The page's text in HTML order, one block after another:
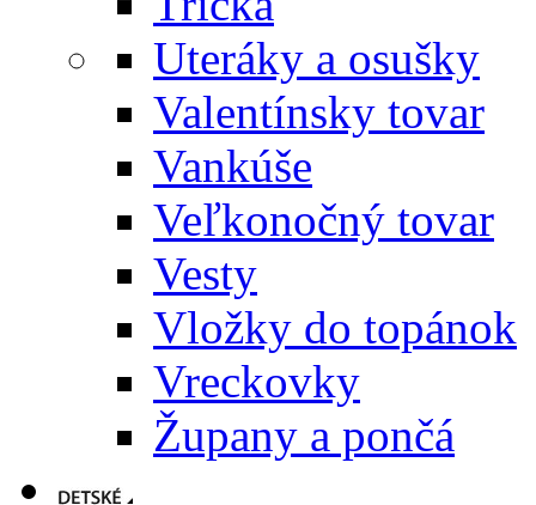
Uteráky a osušky
Valentínsky tovar
Vankúše
Veľkonočný tovar
Vesty
Vložky do topánok
Vreckovky
Župany a pončá